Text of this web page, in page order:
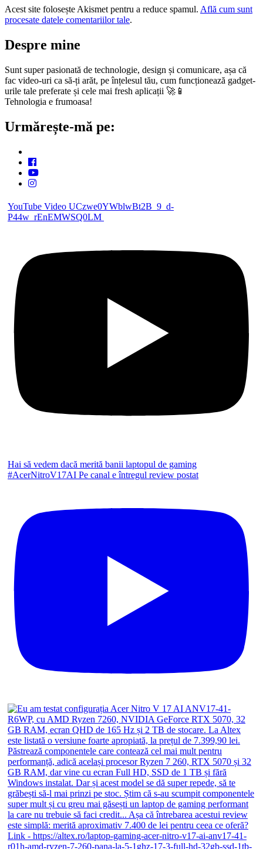
Acest site folosește Akismet pentru a reduce spamul. Află cum sunt
procesate datele comentariilor tale.
Despre mine
Sunt super pasionată de technologie, design și comunicare, așa că
fac video-uri ca să-ți arăt, pe înțelesul tău, cum funcționează gadget-
urile tale preferate și cele mai fresh aplicații 🚀📱
Tehnologia e frumoasa!
Urmărește-mă pe:
YouTube Video UCzwe0YWblwBt2B_9_d-
P44w_rEnEMWSQ0LM
Hai să vedem dacă merită banii laptopul de gaming
#AcerNitroV17AI Pe canal e întregul review postat